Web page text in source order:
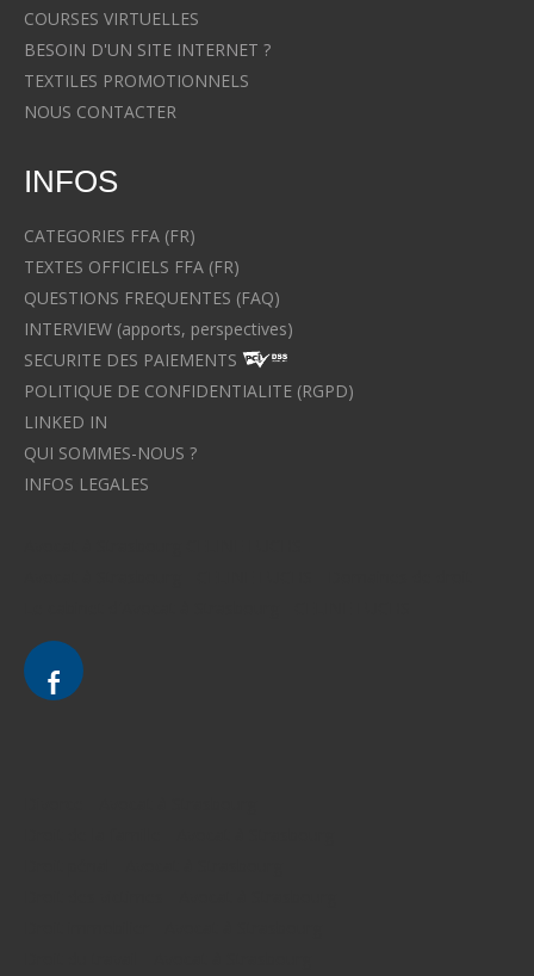
COURSES VIRTUELLES
BESOIN D'UN SITE INTERNET ?
TEXTILES PROMOTIONNELS
NOUS CONTACTER
INFOS
CATEGORIES FFA (FR)
TEXTES OFFICIELS FFA (FR)
QUESTIONS FREQUENTES (FAQ)
INTERVIEW (apports, perspectives)
SECURITE DES PAIEMENTS
POLITIQUE DE CONFIDENTIALITE (RGPD)
LINKED IN
QUI SOMMES-NOUS ?
INFOS LEGALES